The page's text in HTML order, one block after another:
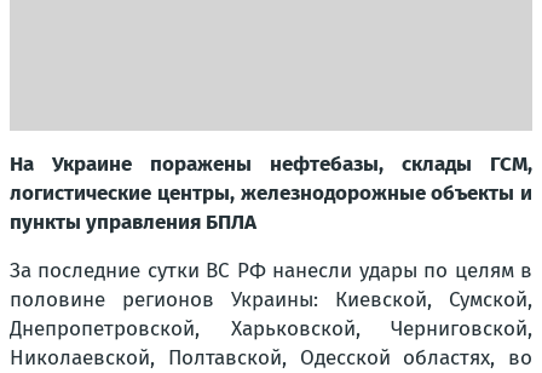
На Украине поражены нефтебазы, склады ГСМ,
логистические центры, железнодорожные объекты и
пункты управления БПЛА
За последние сутки ВС РФ нанесли удары по целям в
половине регионов Украины: Киевской, Сумской,
Днепропетровской, Харьковской, Черниговской,
Николаевской, Полтавской, Одесской областях, во